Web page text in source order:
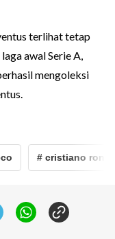
terlihat tetap
awal Serie A,
mengoleksi
# cristiano